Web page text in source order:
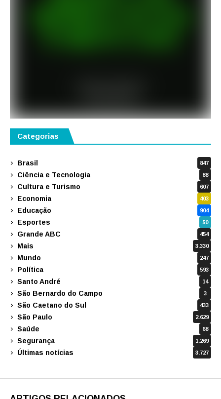
Categorias
Brasil 847
Ciência e Tecnologia 88
Cultura e Turismo 607
Economia 403
Educação 904
Esportes 50
Grande ABC 454
Mais 3.330
Mundo 247
Política 593
Santo André 14
São Bernardo do Campo 3
São Caetano do Sul 433
São Paulo 2.629
Saúde 68
Segurança 1.269
Últimas notícias 3.727